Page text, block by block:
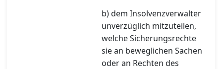
b) dem Insolvenzverwalter
unverzüglich mitzuteilen,
welche Sicherungsrechte
sie an beweglichen Sachen
oder an Rechten des